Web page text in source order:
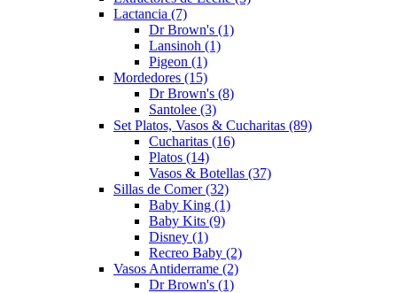
Lactancia (7)
Dr Brown's (1)
Lansinoh (1)
Pigeon (1)
Mordedores (15)
Dr Brown's (8)
Santolee (3)
Set Platos, Vasos & Cucharitas (89)
Cucharitas (16)
Platos (14)
Vasos & Botellas (37)
Sillas de Comer(32)
Baby King (1)
Baby Kits (9)
Disney (1)
Recreo Baby (2)
Vasos Antiderrame (2)
Dr Brown's (1)